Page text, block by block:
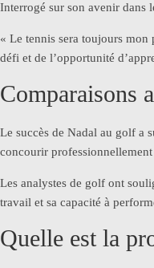
Interrogé sur son avenir dans
« Le tennis sera toujours
défi et de l’opportunité
Comparaisons
Le succès de Nadal au golf a
concourir
Les analystes de golf ont
travail et sa capacité à
Quelle est la